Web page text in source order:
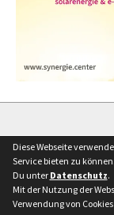
Diese Webseite
Service bieten zu
Du unter Datenschutz.
Mit der Nutzung der
Verwendung von